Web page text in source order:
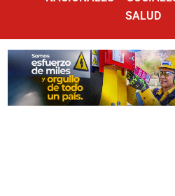
SALUD